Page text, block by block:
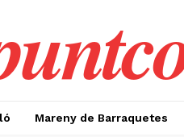
Mareny de Barraquetes